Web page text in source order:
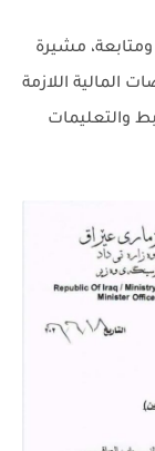
مشيرة
المالية اللازمة
والتعليمات